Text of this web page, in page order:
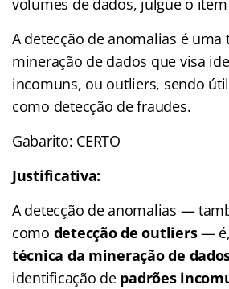
volumes de dados, julgue o
A detecção de anomalias é uma
mineração de dados que visa
incomuns, ou outliers, sendo
como detecção de fraudes.
Gabarito: CERTO
Justificativa:
A detecção de anomalias —
como detecção de outliers— é,
técnica da mineração de
identificação de padrões